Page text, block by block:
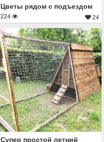
Цветы рядом с подъездом
224 24
Супер простой летний